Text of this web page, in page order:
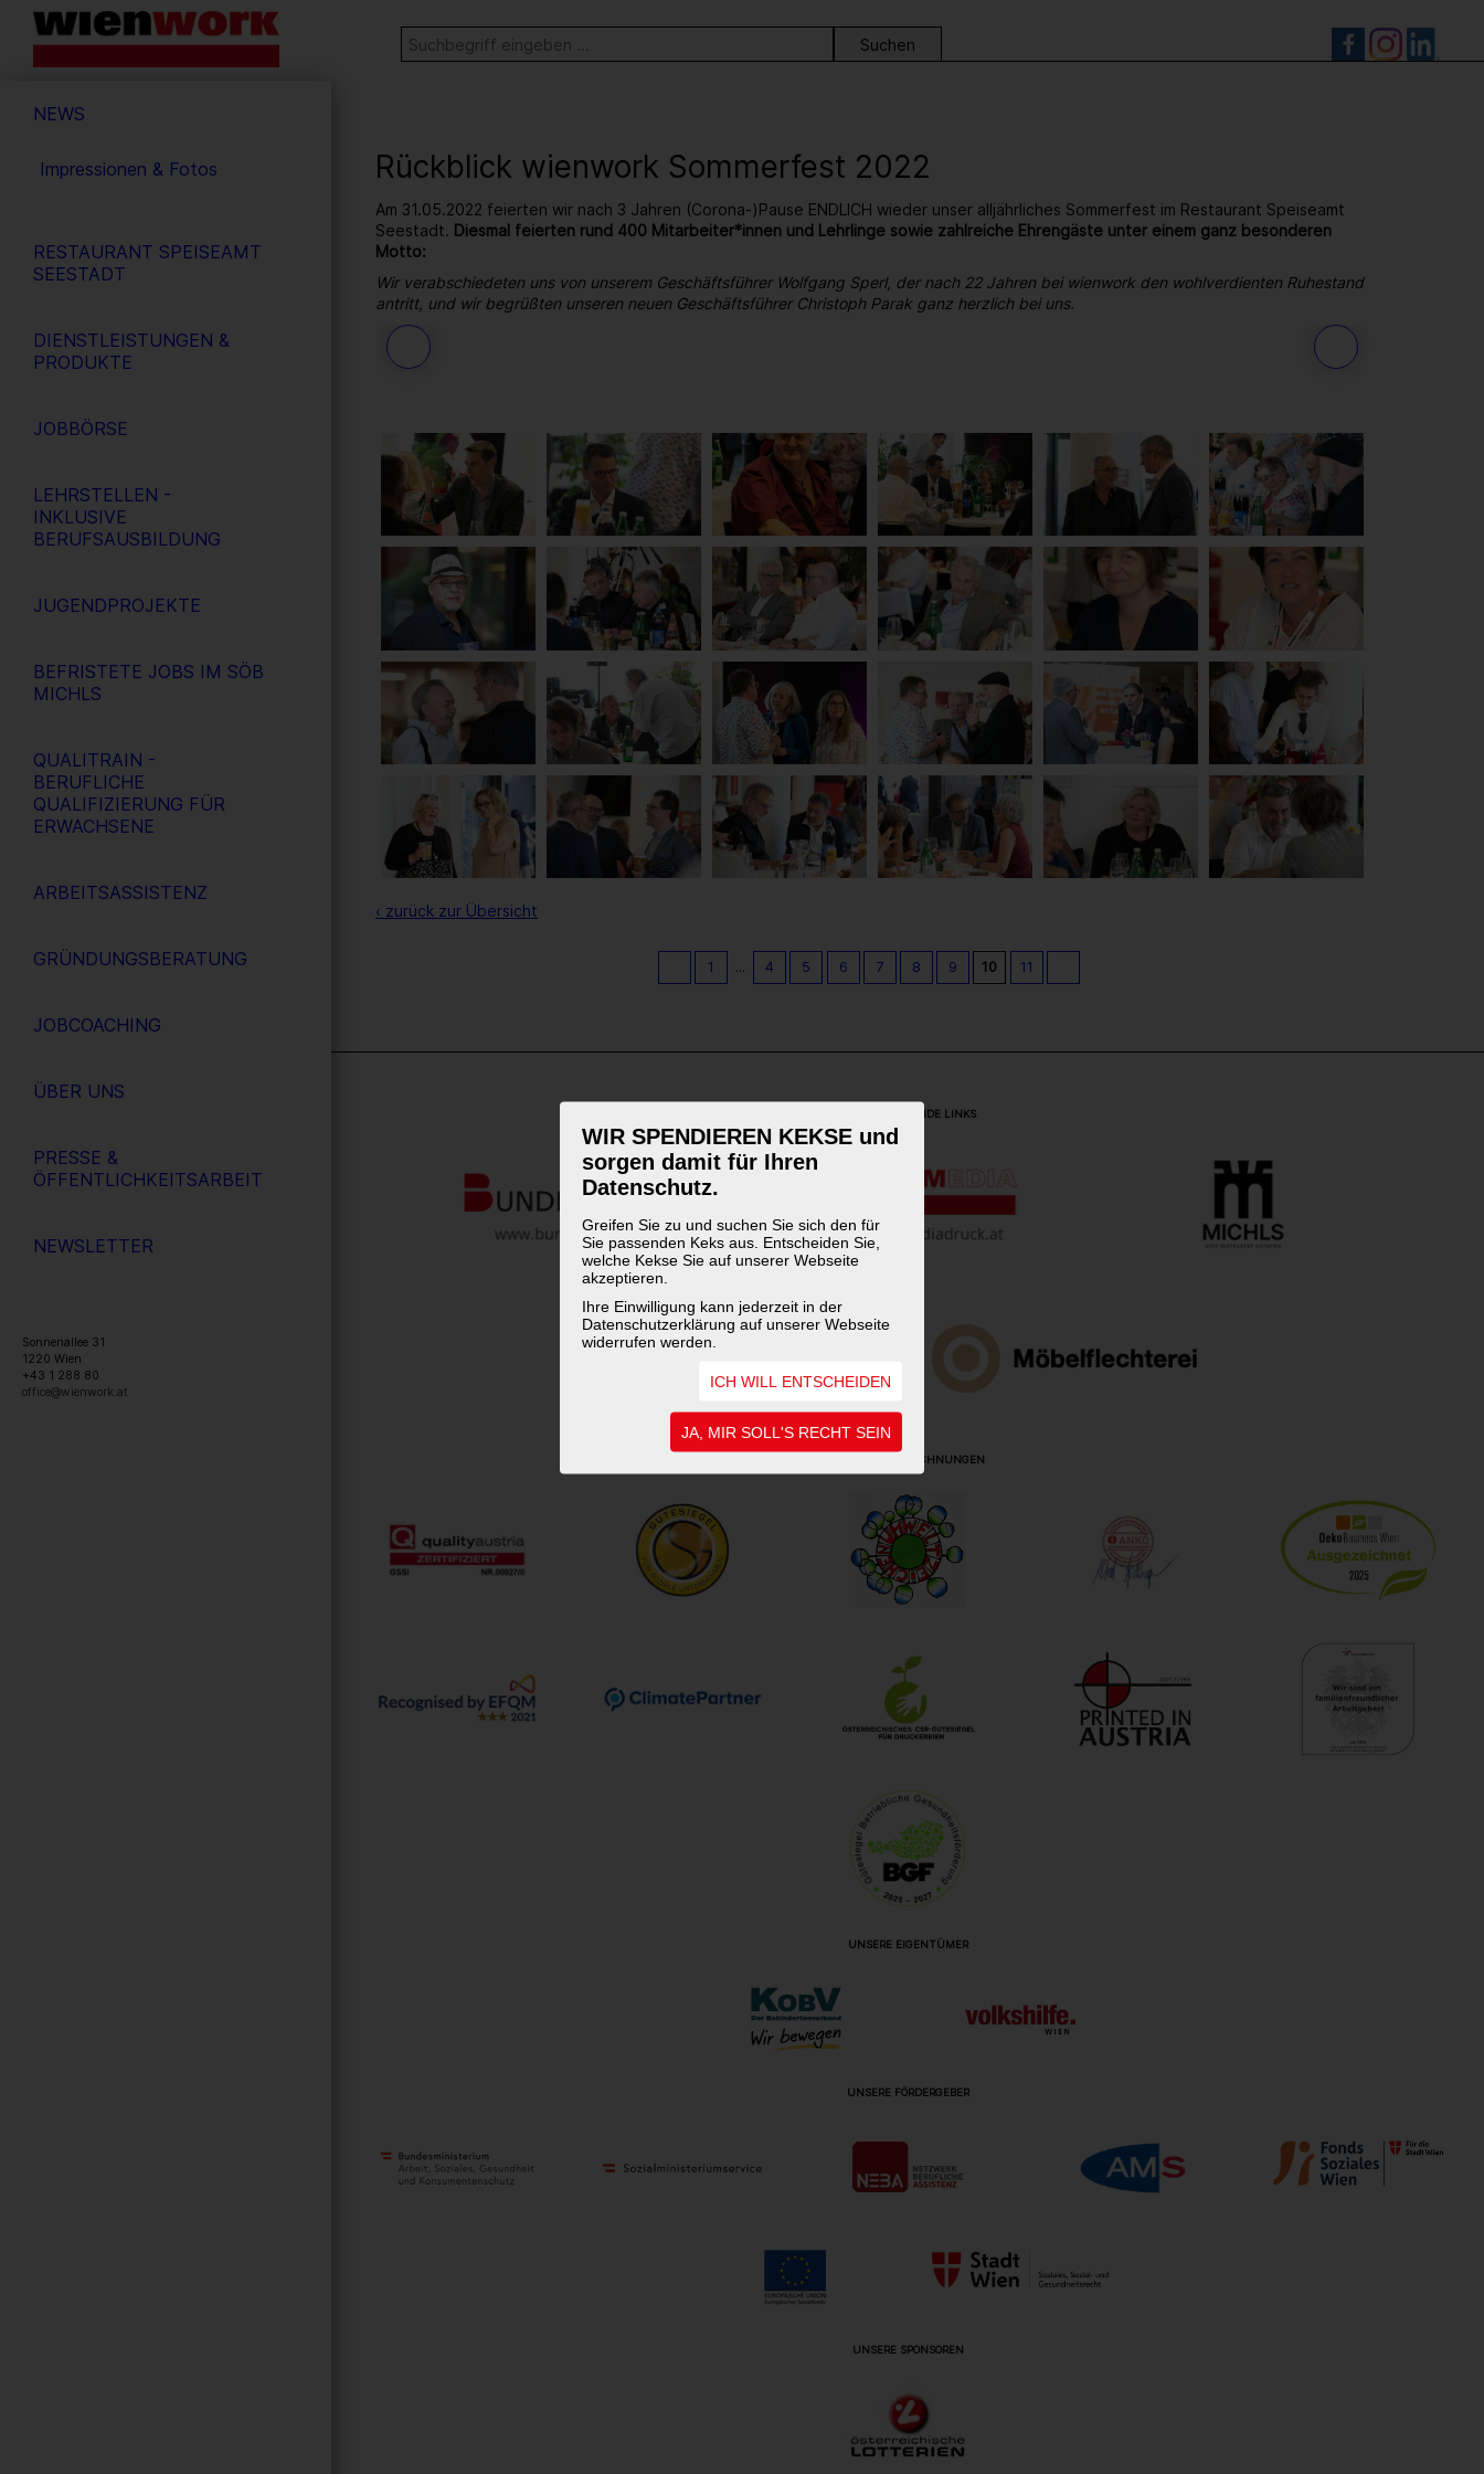
WIR SPENDIEREN KEKSE und
sorgen damit für Ihren
Datenschutz.
Greifen Sie zu und suchen Sie sich den für
Sie passenden Keks aus. Entscheiden Sie,
welche Kekse Sie auf unserer Webseite
akzeptieren.
Ihre Einwilligung kann jederzeit in der
Datenschutzerklärung auf unserer Webseite
widerrufen werden.
ICH WILL ENTSCHEIDEN
JA, MIR SOLL'S RECHT SEIN
Barrierefreie
Bedienung
Webseite
Stichwortsuche
SUCHE
NEWS
Impressionen & Fotos
RESTAURANT SPEISEAMT
SEESTADT
DIENSTLEISTUNGEN &
PRODUKTE
JOBBÖRSE
LEHRSTELLEN -
INKLUSIVE
BERUFSAUSBILDUNG
JUGENDPROJEKTE
BEFRISTETE JOBS IM SÖB
MICHLS
QUALITRAIN -
BERUFLICHE
QUALIFIZIERUNG FÜR
ERWACHSENE
ARBEITSASSISTENZ
GRÜNDUNGSBERATUNG
JOBCOACHING
ÜBER UNS
PRESSE &
ÖFFENTLICHKEITSARBEIT
NEWSLETTER
Sonnenallee 31
1220 Wien
+43 1 288 80
office@wienwork.at
Rückblick wienwork Sommerfest 2022
Am 31.05.2022 feierten wir nach 3 Jahren (Corona-)Pause ENDLICH wieder unser alljährliches Sommerfest im Restaurant Speiseamt
Seestadt. Diesmal feierten rund 400 Mitarbeiter*innen und Lehrlinge sowie zahlreiche Ehrengäste unter einem ganz besonderen
Motto:
Wir verabschiedeten uns von unserem Geschäftsführer Wolfgang Sperl, der nach 22 Jahren bei wienwork den wohlverdienten Ruhestand
antritt, und wir begrüßten unseren neuen Geschäftsführer Christoph Parak ganz herzlich bei uns.
217 / 264
‹ zurück zur Übersicht
1 ... 4 5 6 7 8 9 10 11
WEITERFÜHRENDE LINKS
UNSERE AUSZEICHNUNGEN
UNSERE EIGENTÜMER
UNSERE FÖRDERGEBER
UNSERE SPONSOREN